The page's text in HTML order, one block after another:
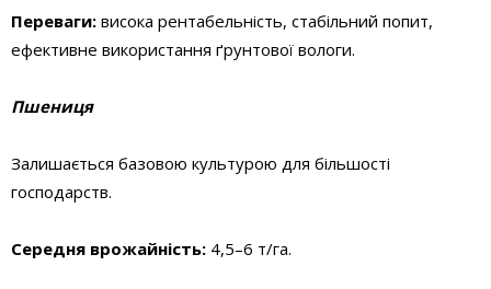
Переваги: висока рентабельність, стабільний попит,
ефективне використання ґрунтової вологи.
Пшениця
Залишається базовою культурою для більшості
господарств.
Середня врожайність: 4,5–6 т/га.